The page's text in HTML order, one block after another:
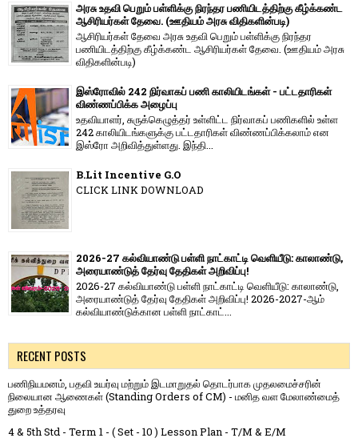
அரசு உதவி பெறும் பள்ளிக்கு நிரந்தர பணியிடத்திற்கு கீழ்க்கண்ட
ஆசிரியர்கள் தேவை. (ஊதியம் அரசு விதிகளின்படி)
ஆசிரியர்கள் தேவை அரசு உதவி பெறும் பள்ளிக்கு நிரந்தர
பணியிடத்திற்கு கீழ்க்கண்ட ஆசிரியர்கள் தேவை. (ஊதியம் அரசு
விதிகளின்படி)
இஸ்ரோவில் 242 நிர்வாகப் பணி காலியிடங்கள் - பட்டதாரிகள்
விண்ணப்பிக்க அழைப்பு
உதவியாளர், சுருக்கெழுத்தர் உள்ளிட்ட நிர்வாகப் பணிகளில் உள்ள
242 காலியிடங்களுக்கு பட்டதாரிகள் விண்ணப்பிக்கலாம் என
இஸ்ரோ அறிவித்துள்ளது. இந்தி...
B.Lit Incentive G.O
CLICK LINK DOWNLOAD
2026-27 கல்வியாண்டு பள்ளி நாட்காட்டி வெளியீடு: காலாண்டு,
அரையாண்டுத் தேர்வு தேதிகள் அறிவிப்பு!
2026-27 கல்வியாண்டு பள்ளி நாட்காட்டி வெளியீடு: காலாண்டு,
அரையாண்டுத் தேர்வு தேதிகள் அறிவிப்பு! 2026-2027-ஆம்
கல்வியாண்டுக்கான பள்ளி நாட்காட்...
RECENT POSTS
பணிநியமனம், பதவி உயர்வு மற்றும் இடமாறுதல் தொடர்பாக முதலமைச்சரின்
நிலையான ஆணைகள் (Standing Orders of CM) - மனித வள மேலாண்மைத்
துறை உத்தரவு
4 & 5th Std - Term 1 - ( Set - 10 ) Lesson Plan - T/M & E/M